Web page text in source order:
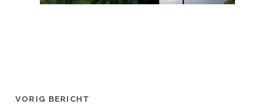
VORIG BERICHT